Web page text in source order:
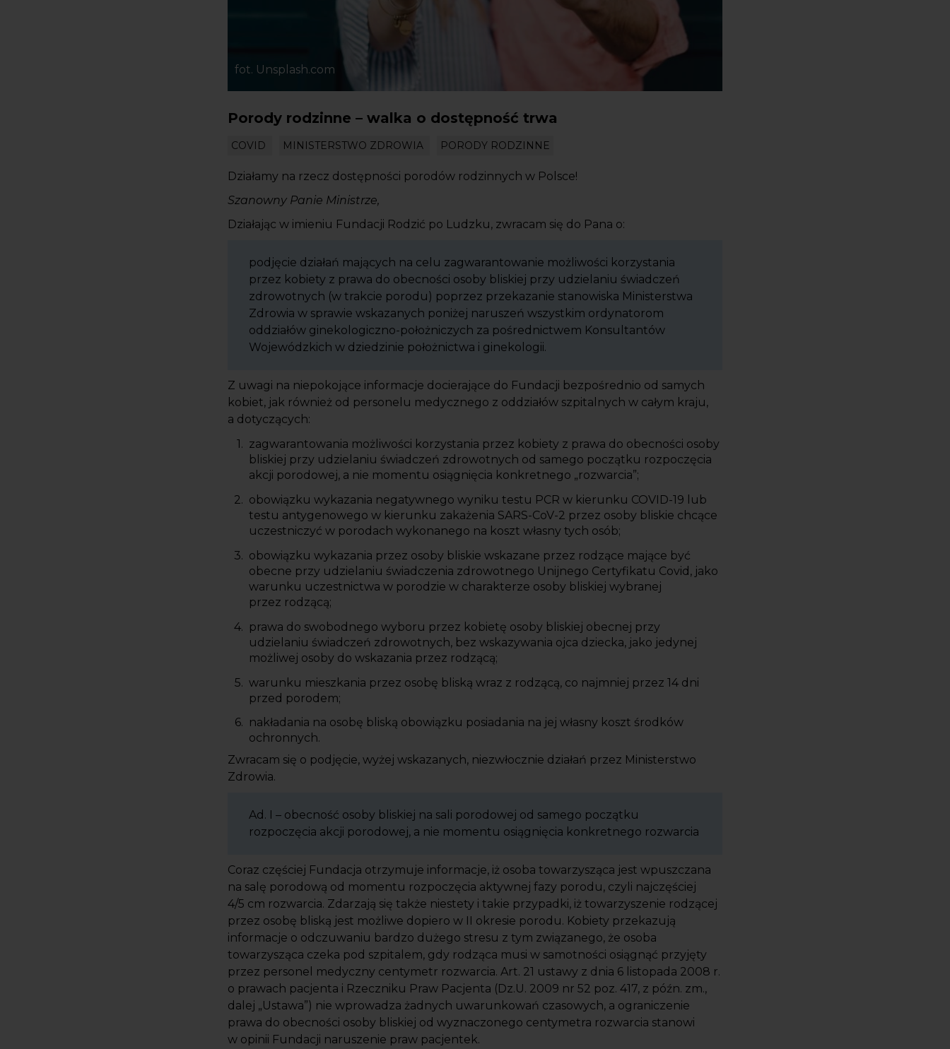
fot. Unsplash.com
Porody rodzinne – walka o dostępność trwa
COVID MINISTERSTWO ZDROWIA PORODY RODZINNE
Działamy na rzecz dostępności porodów rodzinnych w Polsce!
Szanowny Panie Ministrze,
Działając w imieniu Fundacji Rodzić po Ludzku, zwracam się do Pana o:
podjęcie działań mających na celu zagwarantowanie możliwości korzystania
przez kobiety z prawa do obecności osoby bliskiej przy udzielaniu świadczeń
zdrowotnych (w trakcie porodu) poprzez przekazanie stanowiska Ministerstwa
Zdrowia w sprawie wskazanych poniżej naruszeń wszystkim ordynatorom
oddziałów ginekologiczno-położniczych za pośrednictwem Konsultantów
Wojewódzkich w dziedzinie położnictwa i ginekologii.
Z uwagi na niepokojące informacje docierające do Fundacji bezpośrednio od samych
kobiet, jak również od personelu medycznego z oddziałów szpitalnych w całym kraju,
a dotyczących:
zagwarantowania możliwości korzystania przez kobiety z prawa do obecności osoby
bliskiej przy udzielaniu świadczeń zdrowotnych od samego początku rozpoczęcia
akcji porodowej, a nie momentu osiągnięcia konkretnego „rozwarcia”;
obowiązku wykazania negatywnego wyniku testu PCR w kierunku COVID-19 lub
testu antygenowego w kierunku zakażenia SARS-CoV-2 przez osoby bliskie chcące
uczestniczyć w porodach wykonanego na koszt własny tych osób;
obowiązku wykazania przez osoby bliskie wskazane przez rodzące mające być
obecne przy udzielaniu świadczenia zdrowotnego Unijnego Certyfikatu Covid, jako
warunku uczestnictwa w porodzie w charakterze osoby bliskiej wybranej
przez rodzącą;
prawa do swobodnego wyboru przez kobietę osoby bliskiej obecnej przy
udzielaniu świadczeń zdrowotnych, bez wskazywania ojca dziecka, jako jedynej
możliwej osoby do wskazania przez rodzącą;
warunku mieszkania przez osobę bliską wraz z rodzącą, co najmniej przez 14 dni
przed porodem;
nakładania na osobę bliską obowiązku posiadania na jej własny koszt środków
ochronnych.
Zwracam się o podjęcie, wyżej wskazanych, niezwłocznie działań przez Ministerstwo
Zdrowia.
Ad. I – obecność osoby bliskiej na sali porodowej od samego początku
rozpoczęcia akcji porodowej, a nie momentu osiągnięcia konkretnego rozwarcia
Coraz częściej Fundacja otrzymuje informacje, iż osoba towarzysząca jest wpuszczana
na salę porodową od momentu rozpoczęcia aktywnej fazy porodu, czyli najczęściej
4/5 cm rozwarcia. Zdarzają się także niestety i takie przypadki, iż towarzyszenie rodzącej
przez osobę bliską jest możliwe dopiero w II okresie porodu. Kobiety przekazują
informacje o odczuwaniu bardzo dużego stresu z tym związanego, że osoba
towarzysząca czeka pod szpitalem, gdy rodząca musi w samotności osiągnąć przyjęty
przez personel medyczny centymetr rozwarcia. Art. 21 ustawy z dnia 6 listopada 2008 r.
o prawach pacjenta i Rzeczniku Praw Pacjenta (Dz.U. 2009 nr 52 poz. 417, z późn. zm.,
dalej „Ustawa”) nie wprowadza żadnych uwarunkowań czasowych, a ograniczenie
prawa do obecności osoby bliskiej od wyznaczonego centymetra rozwarcia stanowi
w opinii Fundacji naruszenie praw pacjentek.